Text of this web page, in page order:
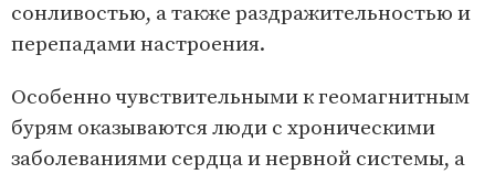
сонливостью, а также раздражительностью и
перепадами настроения.
Особенно чувствительными к геомагнитным
бурям оказываются люди с хроническими
заболеваниями сердца и нервной системы, а